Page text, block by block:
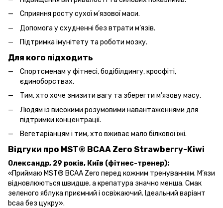
Сприяння росту сухої м’язової маси.
Допомога у схудненні без втрати м’язів.
Підтримка імунітету та роботи мозку.
Для кого підходить
Спортсменам у фітнесі, бодібілдингу, кросфіті,
єдиноборствах.
Тим, хто хоче знизити вагу та зберегти м’язову масу.
Людям із високими розумовими навантаженнями для
підтримки концентрації.
Вегетаріанцям і тим, хто вживає мало білкової їжі.
Відгуки про MST® BCAA Zero Strawberry-Kiwi
Олександр, 29 років, Київ (фітнес-тренер):
«Приймаю MST® BCAA Zero перед кожним тренуванням. М’язи
відновлюються швидше, а крепатура значно менша. Смак
зеленого яблука приємний і освіжаючий. Ідеальний варіант
bcaa без цукру».